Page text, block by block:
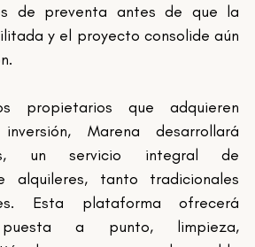
de preventa antes de que la
y el proyecto consolide aún
propietarios que adquieren
Marena desarrollará
un servicio integral de
alquileres, tanto tradicionales
Esta plataforma ofrecerá
puesta a punto, limpieza,